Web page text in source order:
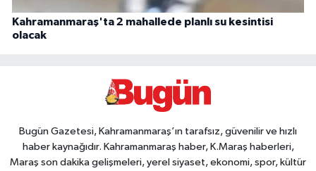
Kahramanmaraş'ta 2 mahallede planlı su kesintisi
olacak
Bugün Gazetesi, Kahramanmaraş’ın tarafsız, güvenilir ve hızlı
haber kaynağıdır. Kahramanmaraş haber, K.Maraş haberleri,
Maraş son dakika gelişmeleri, yerel siyaset, ekonomi, spor, kültür